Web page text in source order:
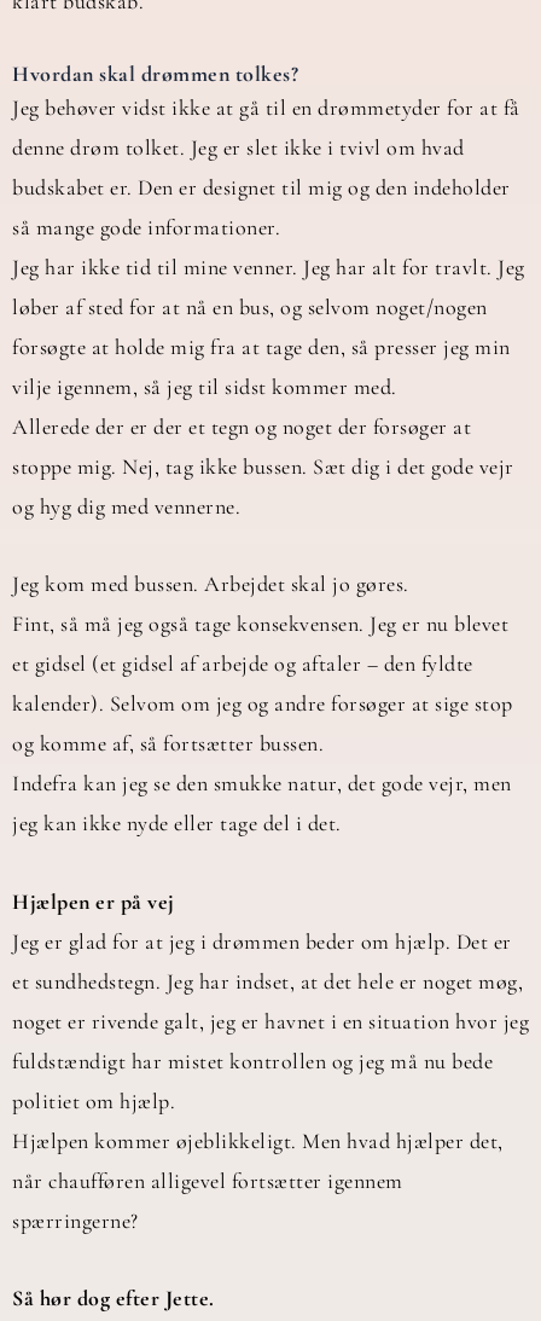
Hvordan skal drømmen tolkes?
Jeg behøver vidst ikke at gå til en drømmetyder for at få
denne drøm tolket. Jeg er slet ikke i tvivl om hvad
budskabet er. Den er designet til mig og den indeholder
så mange gode informationer.
Jeg har ikke tid til mine venner. Jeg har alt for travlt. Jeg
løber af sted for at nå en bus, og selvom noget/nogen
forsøgte at holde mig fra at tage den, så presser jeg min
vilje igennem, så jeg til sidst kommer med.
Allerede der er der et tegn og noget der forsøger at
stoppe mig. Nej, tag ikke bussen. Sæt dig i det gode vejr
og hyg dig med vennerne.
Jeg kom med bussen. Arbejdet skal jo gøres.
Fint, så må jeg også tage konsekvensen. Jeg er nu blevet
et gidsel (et gidsel af arbejde og aftaler – den fyldte
kalender). Selvom om jeg og andre forsøger at sige stop
og komme af, så fortsætter bussen.
Indefra kan jeg se den smukke natur, det gode vejr, men
jeg kan ikke nyde eller tage del i det.
Hjælpen er på vej
Jeg er glad for at jeg i drømmen beder om hjælp. Det er
et sundhedstegn. Jeg har indset, at det hele er noget møg,
noget er rivende galt, jeg er havnet i en situation hvor jeg
fuldstændigt har mistet kontrollen og jeg må nu bede
politiet om hjælp.
Hjælpen kommer øjeblikkeligt. Men hvad hjælper det,
når chaufføren alligevel fortsætter igennem
spærringerne?
Så hør dog efter Jette.